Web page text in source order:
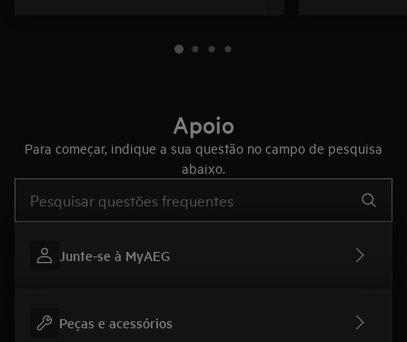
Apoio
Para começar, indique a sua questão no campo de pesquisa
abaixo.
Junte-se à MyAEG
Peças e acessórios